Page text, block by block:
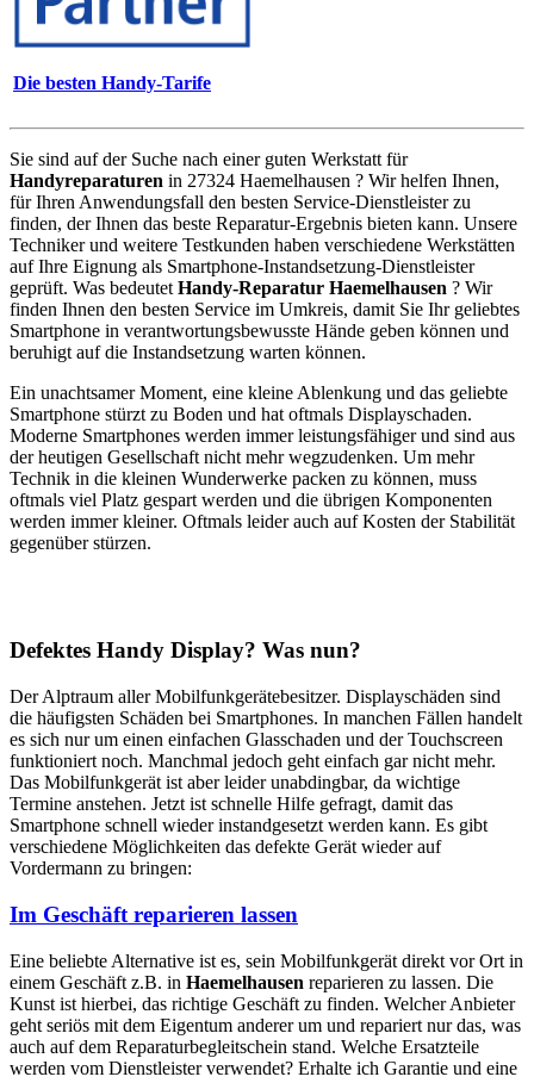
Die besten Handy-Tarife
Sie sind auf der Suche nach einer guten Werkstatt für
Handyreparaturen in 27324 Haemelhausen ? Wir helfen Ihnen,
für Ihren Anwendungsfall den besten Service-Dienstleister zu
finden, der Ihnen das beste Reparatur-Ergebnis bieten kann. Unsere
Techniker und weitere Testkunden haben verschiedene Werkstätten
auf Ihre Eignung als Smartphone-Instandsetzung-Dienstleister
geprüft. Was bedeutet Handy-Reparatur Haemelhausen ? Wir
finden Ihnen den besten Service im Umkreis, damit Sie Ihr geliebtes
Smartphone in verantwortungsbewusste Hände geben können und
beruhigt auf die Instandsetzung warten können.
Ein unachtsamer Moment, eine kleine Ablenkung und das geliebte
Smartphone stürzt zu Boden und hat oftmals Displayschaden.
Moderne Smartphones werden immer leistungsfähiger und sind aus
der heutigen Gesellschaft nicht mehr wegzudenken. Um mehr
Technik in die kleinen Wunderwerke packen zu können, muss
oftmals viel Platz gespart werden und die übrigen Komponenten
werden immer kleiner. Oftmals leider auch auf Kosten der Stabilität
gegenüber stürzen.
Defektes Handy Display? Was nun?
Der Alptraum aller Mobilfunkgerätebesitzer. Displayschäden sind
die häufigsten Schäden bei Smartphones. In manchen Fällen handelt
es sich nur um einen einfachen Glasschaden und der Touchscreen
funktioniert noch. Manchmal jedoch geht einfach gar nicht mehr.
Das Mobilfunkgerät ist aber leider unabdingbar, da wichtige
Termine anstehen. Jetzt ist schnelle Hilfe gefragt, damit das
Smartphone schnell wieder instandgesetzt werden kann. Es gibt
verschiedene Möglichkeiten das defekte Gerät wieder auf
Vordermann zu bringen:
Im Geschäft reparieren lassen
Eine beliebte Alternative ist es, sein Mobilfunkgerät direkt vor Ort in
einem Geschäft z.B. in Haemelhausen reparieren zu lassen. Die
Kunst ist hierbei, das richtige Geschäft zu finden. Welcher Anbieter
geht seriös mit dem Eigentum anderer um und repariert nur das, was
auch auf dem Reparaturbegleitschein stand. Welche Ersatzteile
werden vom Dienstleister verwendet? Erhalte ich Garantie und eine